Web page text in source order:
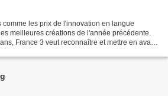
comme les prix de l'innovation en langue
meilleures créations de l'année précédente.
France 3 veut reconnaître et mettre en avant